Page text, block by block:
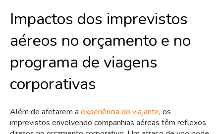
Impactos dos imprevistos
aéreos no orçamento e no
programa de viagens
corporativas
Além de afetarem a experiência do viajante, os
imprevistos envolvendo companhias aéreas têm reflexos